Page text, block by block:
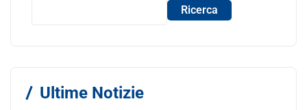
Ricerca
Ultime Notizie